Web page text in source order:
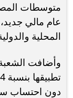
متوسطات
عام مالي
المحلية
وأضافت
دون احتساب